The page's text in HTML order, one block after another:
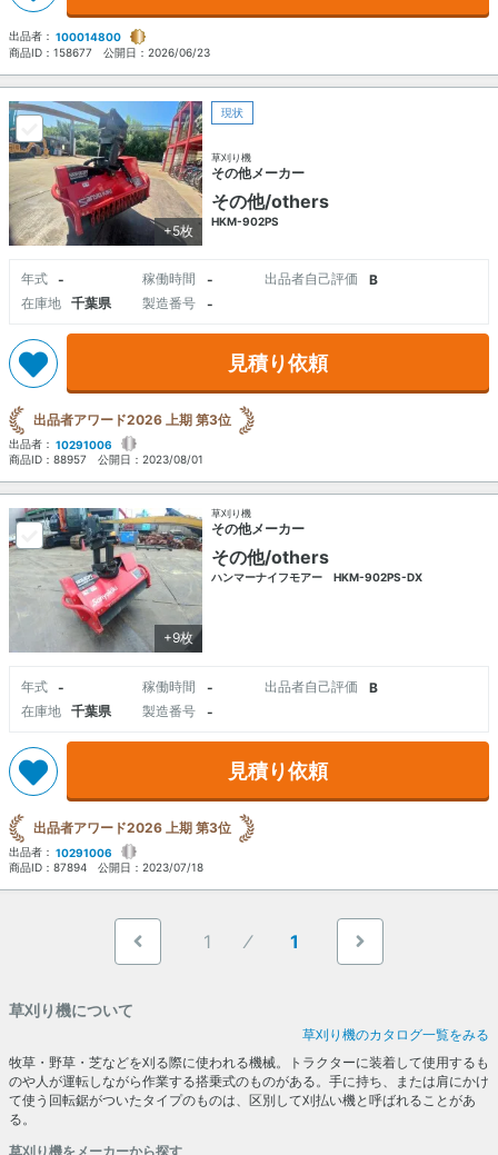
出品者： 100014800
商品ID： 158677 公開日： 2026/06/23
+5枚
現状
草刈り機
その他メーカー
その他/others
HKM-902PS
年式 - 稼働時間 - 出品者自己評価
B
在庫地
千葉県 製造番号 -
見積り依頼
出品者アワード2026 上期 第3位
出品者： 10291006
商品ID： 88957 公開日： 2023/08/01
+9枚
草刈り機
その他メーカー
その他/others
ハンマーナイフモアー HKM-902PS-DX
年式 - 稼働時間 - 出品者自己評価
B
在庫地
千葉県 製造番号 -
見積り依頼
出品者アワード2026 上期 第3位
出品者： 10291006
商品ID： 87894 公開日： 2023/07/18
1 1
草刈り機について
草刈り機のカタログ一覧をみる
牧草・野草・芝などを刈る際に使われる機械。トラクターに装着して使用するも
のや人が運転しながら作業する搭乗式のものがある。手に持ち、または肩にかけ
て使う回転鋸がついたタイプのものは、区別して刈払い機と呼ばれることがあ
る。
草刈り機をメーカーから探す